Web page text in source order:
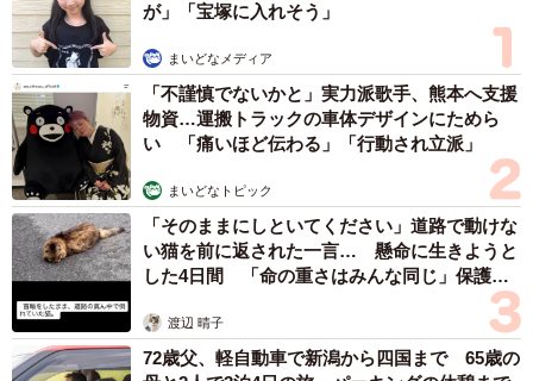
ん】まいどなニュース
「国産マッチでもバズりたい」願いかなった！
老舗メーカーの投稿が4100万再生 他業種も
続々相乗りでミーム化へ発展
まいどなニュース調査部